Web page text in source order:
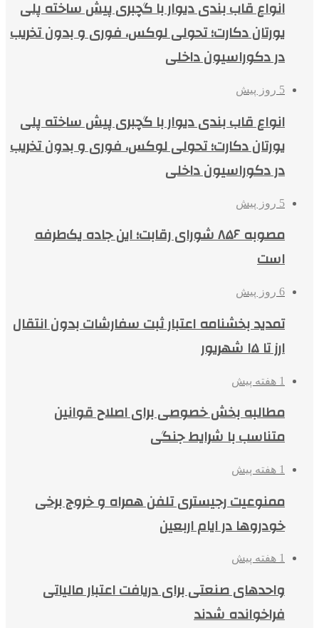
انواع قاب بندی دیوار با گچبری پیش ساخته پلی
یورتان دکارت؛ تحولی لوکس، فوری و بدون تخریب
در دکوراسیون داخلی
5 روز پیش
انواع قاب بندی دیوار با گچبری پیش ساخته پلی
یورتان دکارت؛ تحولی لوکس، فوری و بدون تخریب
در دکوراسیون داخلی
5 روز پیش
مصوبه ۸۵۶ شورای رقابت؛ این جاده یک‌طرفه
است
6 روز پیش
تمدید بخشنامه اعتبار ثبت سفارشات بدون انتقال
ارز تا ۱۵ شهریور
1 هفته پیش
مطالبه بخش خصوصی برای اصلاح قوانین
متناسب با شرایط جنگی
1 هفته پیش
ممنوعیت رجیستری تلفن همراه و خروج برخی
خودروها در ایام اربعین
1 هفته پیش
واحدهای صنعتی برای دریافت اعتبار مالیاتی
فراخوانده شدند